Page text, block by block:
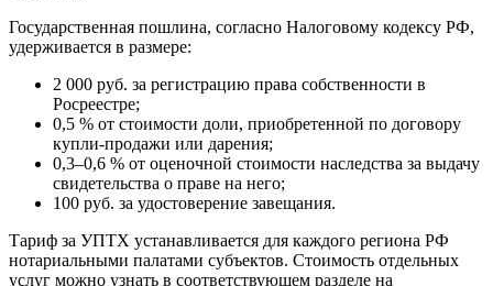
Государственная пошлина, согласно Налоговому кодексу РФ,
удерживается в размере:
2 000 руб. за регистрацию права собственности в
Росреестре;
0,5 % от стоимости доли, приобретенной по договору
купли-продажи или дарения;
0,3–0,6 % от оценочной стоимости наследства за выдачу
свидетельства о праве на него;
100 руб. за удостоверение завещания.
Тариф за УПТХ устанавливается для каждого региона РФ
нотариальными палатами субъектов. Стоимость отдельных
услуг можно узнать в соответствующем разделе на